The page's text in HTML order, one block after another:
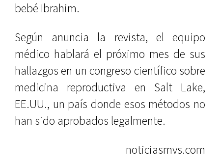
bebé Ibrahim.
Según anuncia la revista, el equipo
médico hablará el próximo mes de sus
hallazgos en un congreso científico sobre
medicina reproductiva en Salt Lake,
EE.UU., un país donde esos métodos no
han sido aprobados legalmente.
noticiasmvs.com